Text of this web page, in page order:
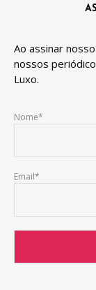
Ao assinar
nossos
Luxo.
Nome*
Email*